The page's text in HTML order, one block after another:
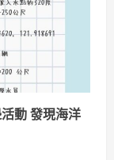
動 發現海洋